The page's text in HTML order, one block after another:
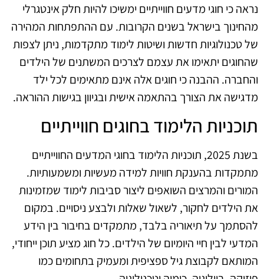
נראה כי חוגי מדעים חווייתיים ימשיכו להיות חלק אינטגרלי
מהחינוך בישראל בשנים הקרובות. עם ההתפתחות המהירה
של טכנולוגיות חדשות ושיטות לימוד מתקדמות, ניתן לצפות
שהחוגים יתאימו את עצמם לצרכים המשתנים של הילדים
והחברה. ההבנה כי חוגים אלה אינם מתאימים לכל ילד
מדגישה את הצורך בהתאמה אישית ובגיוון בגישות ההוראה.
תוכניות הלימוד בחוגים חווייתיים
בשנת 2025, תוכניות הלימוד בחוגי המדעים החווייתיים
מתמקדות בהענקת חוויות למידה מעשיות ומשמעותיות.
המורים והמרצים השואפים ליצור סביבות לימוד שמזמינות
את הילדים לחקור, לשאול שאלות ולבצע ניסויים. במקום
להסתמך על תיאוריה בלבד, מתמקדים בחיבור בין הידע
המדעי לבין חיי היומיום של הילדים. כל חוג מציע תוכן ייחודי,
המותאם לקבוצת גיל ספציפית ומעמיק בתחומים כמו